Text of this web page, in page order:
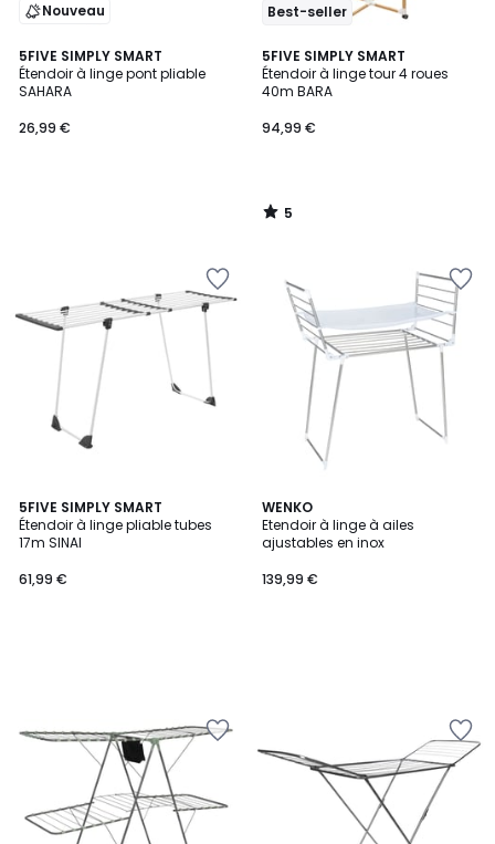
Nouveau
5FIVE SIMPLY SMART
Étendoir à linge pont pliable
SAHARA
26,99 €
Best-seller
5FIVE SIMPLY SMART
Étendoir à linge tour 4 roues
40m BARA
94,99 €
5
/
5
5
/
5FIVE SIMPLY SMART
Étendoir à linge pliable tubes
17m SINAI
61,99 €
WENKO
Etendoir à linge à ailes
ajustables en inox
139,99 €